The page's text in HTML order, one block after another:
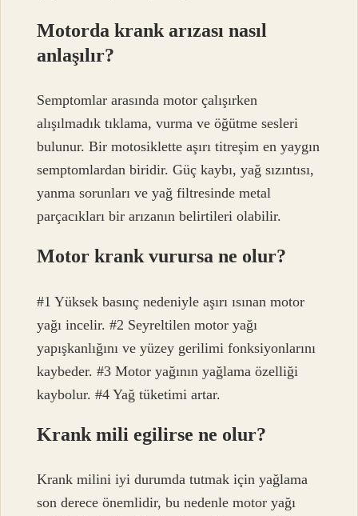
Motorda krank arızası nasıl
anlaşılır?
Semptomlar arasında motor çalışırken
alışılmadık tıklama, vurma ve öğütme sesleri
bulunur. Bir motosiklette aşırı titreşim en yaygın
semptomlardan biridir. Güç kaybı, yağ sızıntısı,
yanma sorunları ve yağ filtresinde metal
parçacıkları bir arızanın belirtileri olabilir.
Motor krank vurursa ne olur?
#1 Yüksek basınç nedeniyle aşırı ısınan motor
yağı incelir. #2 Seyreltilen motor yağı
yapışkanlığını ve yüzey gerilimi fonksiyonlarını
kaybeder. #3 Motor yağının yağlama özelliği
kaybolur. #4 Yağ tüketimi artar.
Krank mili egilirse ne olur?
Krank milini iyi durumda tutmak için yağlama
son derece önemlidir, bu nedenle motor yağı